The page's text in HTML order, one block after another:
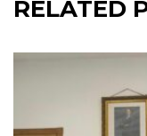
RELATED